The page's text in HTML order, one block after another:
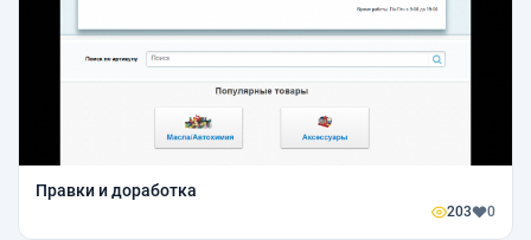
Правки и доработка
203 0